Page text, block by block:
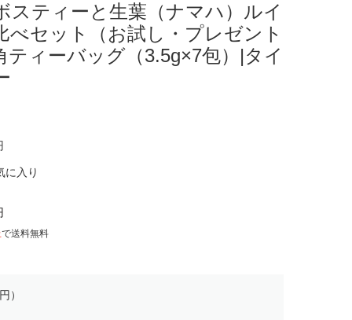
スティーと生葉（ナマハ）ルイ
べセット（お試し・プレゼント
ィーバッグ（3.5g×7包）|タイ
に入り
で送料無料
）